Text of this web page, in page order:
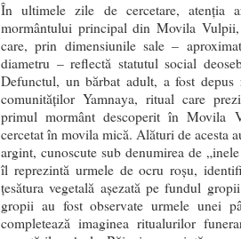
În ultimele zile de cercetare, atenția
mormântului principal din Movila
care, prin dimensiunile sale –
diametru – reflectă statutul social
Defunctul, un bărbat adult, a fost depus
comunităților Yamnaya, ritual care
primul mormânt descoperit în Movila
cercetat în movila mică. Alături de acesta
argint, cunoscute sub denumirea de
îl reprezintă urmele de ocru roșu,
țesătura vegetală așezată pe fundul
gropii au fost observate urmele unei
completează imaginea ritualurilor